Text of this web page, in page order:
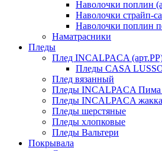
Наволочки поплин
Наволочки страйп-
Наволочки поплин
Наматрасники
Пледы
Плед INCALPACA
Пледы CASA
Плед вязанный
Пледы INCALPACA Пима
Пледы INCALPACA
Пледы шерстяные
Пледы хлопковые
Пледы Вальтери
Покрывала